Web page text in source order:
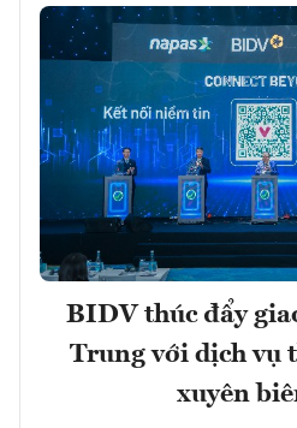
BIDV thúc đẩy
Trung với dịch vụ
xuyên